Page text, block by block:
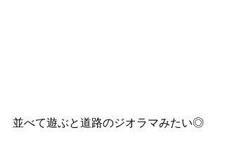
並べて遊ぶと道路のジオラマみたい◎